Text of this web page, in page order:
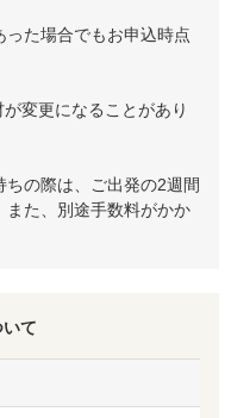
た場合でもお申込時点
変更になることがあり
の際は、ご出発の2週間
た、別途手数料がかか
て